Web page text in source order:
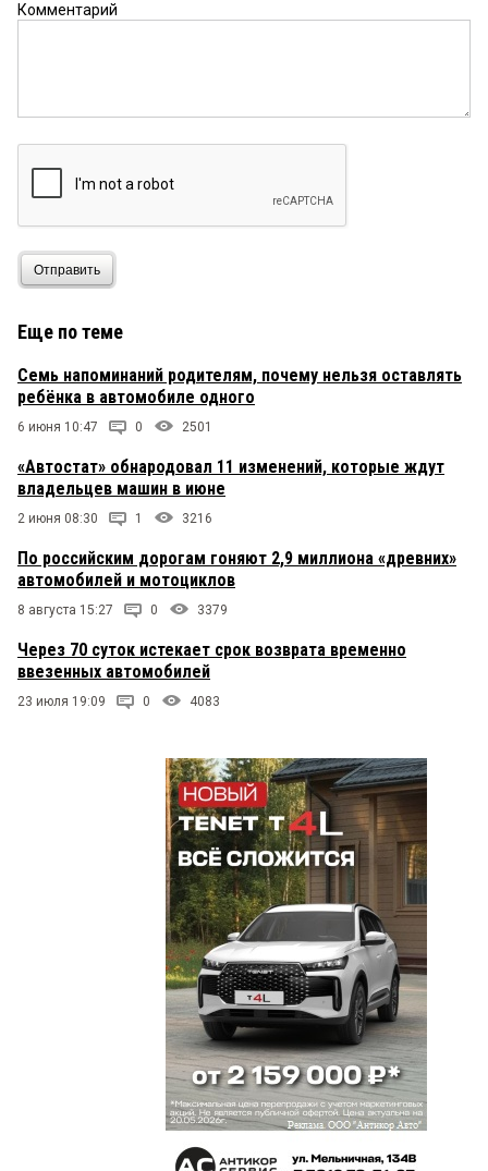
Комментарий
Отправить
Еще по теме
Семь напоминаний родителям, почему нельзя оставлять
ребёнка в автомобиле одного
6 июня 10:47 0 2501
«Автостат» обнародовал 11 изменений, которые ждут
владельцев машин в июне
2 июня 08:30 1 3216
По российским дорогам гоняют 2,9 миллиона «древних»
автомобилей и мотоциклов
8 августа 15:27 0 3379
Через 70 суток истекает срок возврата временно
ввезенных автомобилей
23 июля 19:09 0 4083